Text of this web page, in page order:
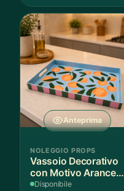
Anteprima
NOLEGGIO PROPS
Vassoio Decorativo
con Motivo Arance e
Foglie
Disponibile